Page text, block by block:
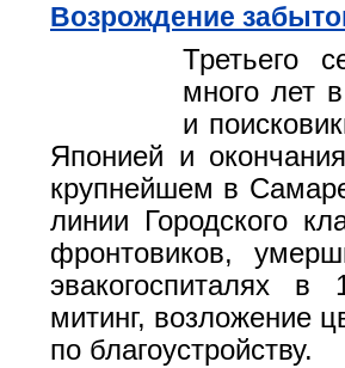
Возрождение
Третьего
много лет
и
Японией и
крупнейшем в
линии Городского
фронтовиков,
эвакогоспиталях в
митинг, возложение
по благоустройству.